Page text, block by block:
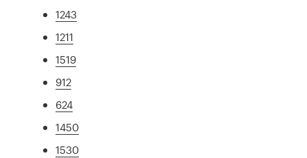
1243
1211
1519
912
624
1450
1530